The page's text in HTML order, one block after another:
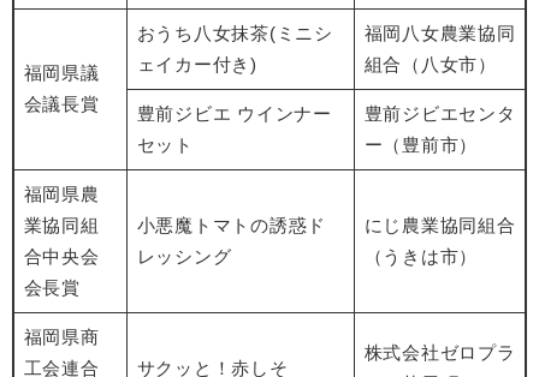
福岡県議
会議長賞
おうち八女抹茶(ミニシ
ェイカー付き)
福岡八女農業協同
組合（八女市）
豊前ジビエ ウインナー
セット
豊前ジビエセンタ
ー（豊前市）
福岡県農
業協同組
合中央会
会長賞
小悪魔トマトの誘惑ド
レッシング
にじ農業協同組合
（うきは市）
福岡県商
工会連合
サクッと！赤しそ
株式会社ゼロプラ